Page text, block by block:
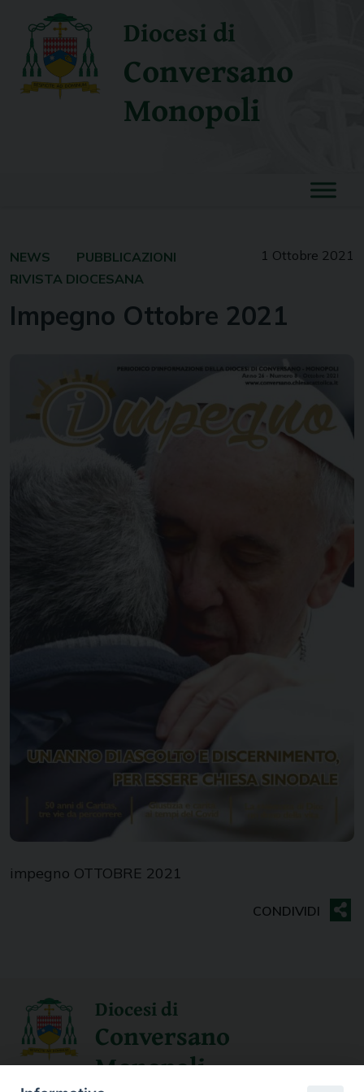
content
Diocesi di
Conversano
Monopoli
1 Ottobre 2021
NEWS
PUBBLICAZIONI
RIVISTA DIOCESANA
Impegno Ottobre 2021
impegno OTTOBRE 2021
Diocesi di
Conversano
Monopoli